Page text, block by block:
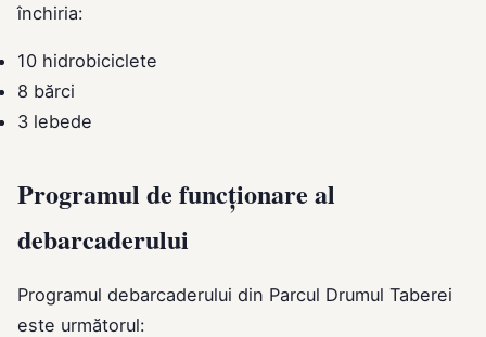
închiria:
10 hidrobiciclete
8 bărci
3 lebede
Programul de funcționare al
debarcaderului
Programul debarcaderului din Parcul Drumul Taberei
este următorul: